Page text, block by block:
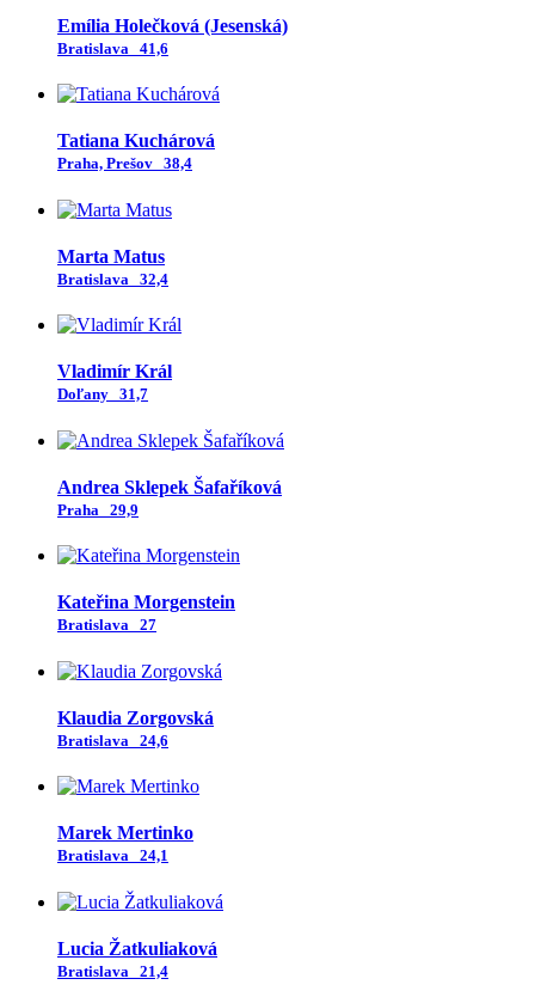
Emília Holečková (Jesenská)
Bratislava 41,6
Tatiana Kuchárová
Praha, Prešov 38,4
Marta Matus
Bratislava 32,4
Vladimír Král
Doľany 31,7
Andrea Sklepek Šafaříková
Praha 29,9
Kateřina Morgenstein
Bratislava 27
Klaudia Zorgovská
Bratislava 24,6
Marek Mertinko
Bratislava 24,1
Lucia Žatkuliaková
Bratislava 21,4